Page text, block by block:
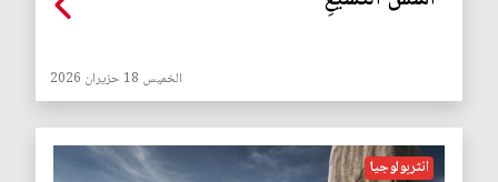
الخميس 18 حزيران 2026
انثربولوجيا